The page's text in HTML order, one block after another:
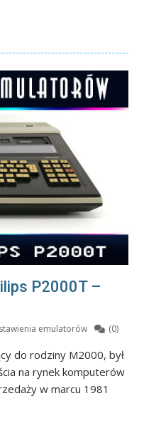
P2000T –
emulatorów (0)
do rodziny M2000, był
na rynek komputerów
w marcu 1981